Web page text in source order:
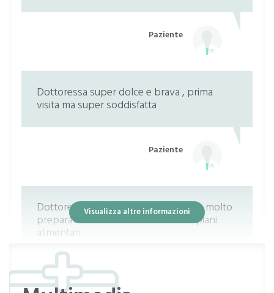
Paziente
Dottoressa super dolce e brava , prima
visita ma super soddisfatta
Paziente
Dottoressa professionale empatica e molto
preparata in materia di nutrizione e piani
alimentari
Visualizza altre informazioni